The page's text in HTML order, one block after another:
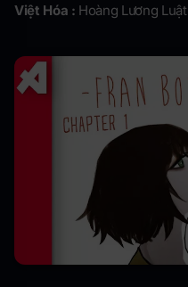
Việt Hóa : Hoàng Lương Luật